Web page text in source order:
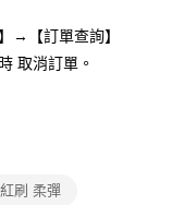
交易相關給付款項請求債
人之同意方可使用
→【訂單查詢】
取消訂單。
刷 柔彈